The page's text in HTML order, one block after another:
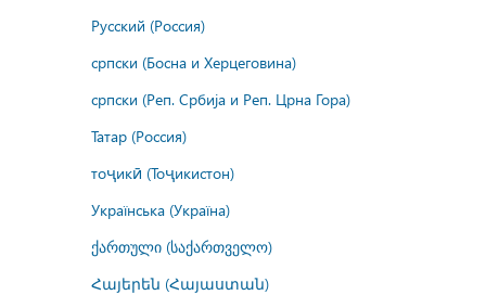
Русский (Россия)
српски (Босна и Херцеговина)
српски (Реп. Србија и Реп. Црна Гора)
Татар (Россия)
тоҷикӣ (Тоҷикистон)
Українська (Україна)
ქართული (საქართველო)
Հայերեն (Հայաստան)